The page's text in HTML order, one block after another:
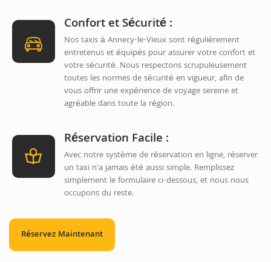
Confort et Sécurité :
Nos taxis à Annecy-le-Vieux sont régulièrement
entretenus et équipés pour assurer votre confort et
votre sécurité. Nous respectons scrupuleusement
toutes les normes de sécurité en vigueur, afin de
vous offrir une expérience de voyage sereine et
agréable dans toute la région.
Réservation Facile :
Avec notre système de réservation en ligne, réserver
un taxi n'a jamais été aussi simple. Remplissez
simplement le formulaire ci-dessous, et nous nous
occupons du reste.
Réservez Maintenant